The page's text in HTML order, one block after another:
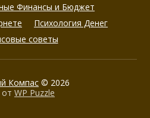
Финансы и Бюджет
Психология Денег
советы
Компас © 2026
WP Puzzle